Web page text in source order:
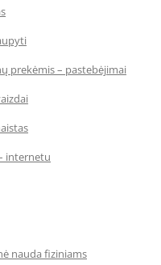
prekėmis – pastebėjimai
internetu
nauda fiziniams